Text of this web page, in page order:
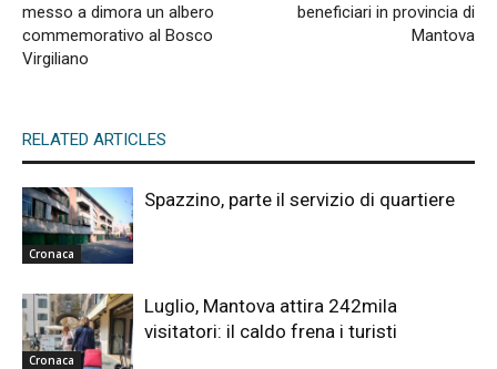
messo a dimora un albero
commemorativo al Bosco
Virgiliano
beneficiari in provincia di
Mantova
RELATED ARTICLES
Cronaca
Spazzino, parte il servizio di quartiere
Cronaca
Luglio, Mantova attira 242mila
visitatori: il caldo frena i turisti